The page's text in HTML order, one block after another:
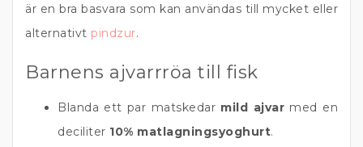
är en bra basvara som kan användas till mycket eller
alternativt pindzur.
Barnens ajvarrröa till fisk
Blanda ett par matskedar mild ajvar med en
deciliter 10% matlagningsyoghurt.